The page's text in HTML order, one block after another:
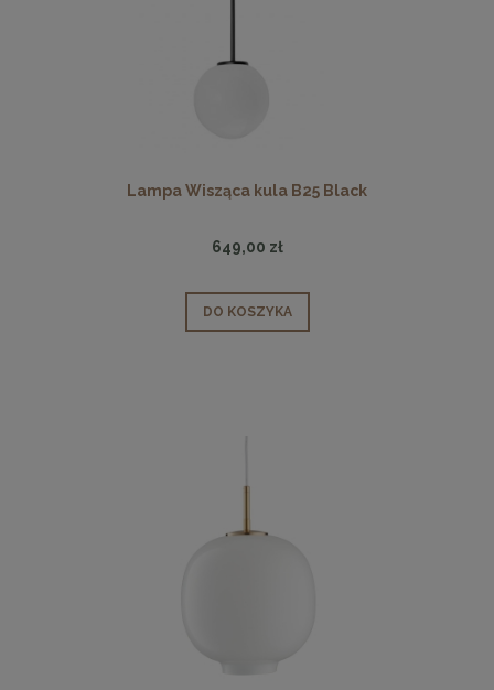
Lampa Wisząca kula B25 Black
649,00 zł
DO KOSZYKA